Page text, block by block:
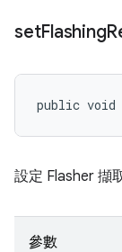
setFlashing
public void
設定 Flasher 擷
參數